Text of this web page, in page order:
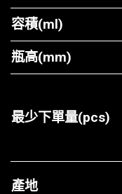
容積(ml)
瓶高(mm)
最少下單量(pcs)
產地